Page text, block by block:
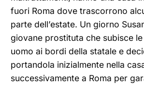
fuori Roma dove trascorrono
parte dell’estate. Un giorno
giovane prostituta che subisce
uomo ai bordi della statale e
portandola inizialmente nella
successivamente a Roma per